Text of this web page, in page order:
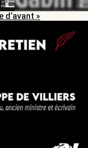
d’avant »